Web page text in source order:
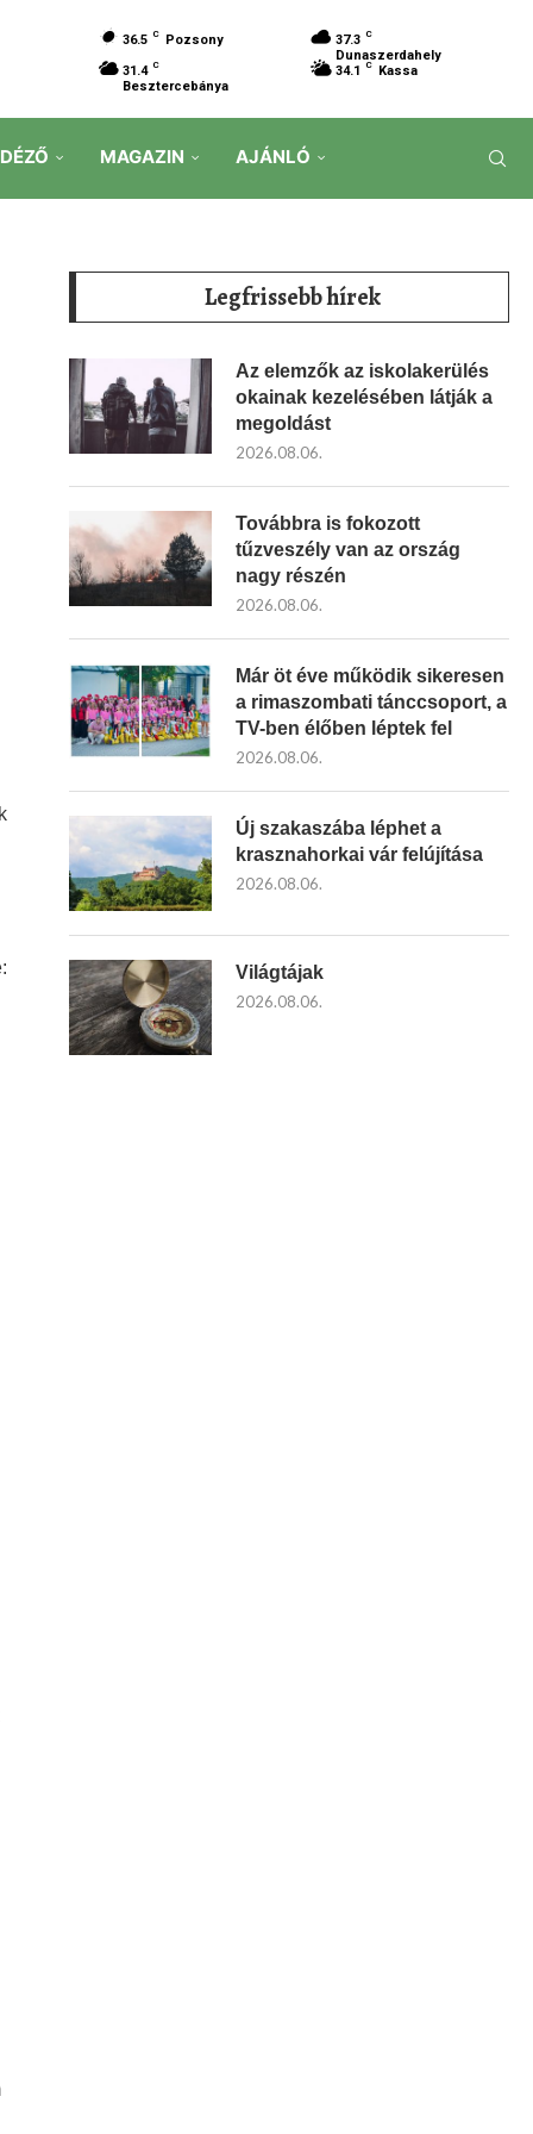
36.5 C Pozsony 37.3 C
Dunaszerdahely
31.4 C
Besztercebánya
34.1 C Kassa
MAGAZIN AJÁNLÓ
Legfrissebb hírek
Az elemzők az iskolakerülés
okainak kezelésében látják a
megoldást
2026.08.06.
Továbbra is fokozott
tűzveszély van az ország
nagy részén
2026.08.06.
Már öt éve működik sikeresen
a rimaszombati tánccsoport, a
TV-ben élőben léptek fel
2026.08.06.
Új szakaszába léphet a
krasznahorkai vár felújítása
2026.08.06.
Világtájak
2026.08.06.